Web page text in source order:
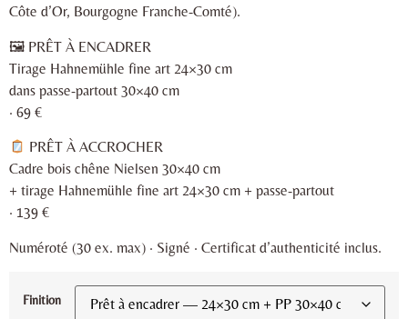
Côte d’Or, Bourgogne Franche-Comté).
🖼 PRÊT À ENCADRER
Tirage Hahnemühle fine art 24×30 cm
dans passe-partout 30×40 cm
· 69 €
PRÊT À ACCROCHER
Cadre bois chêne Nielsen 30×40 cm
+ tirage Hahnemühle fine art 24×30 cm + passe-partout
· 139 €
Numéroté (30 ex. max) · Signé · Certificat d’authenticité inclus.
Finition